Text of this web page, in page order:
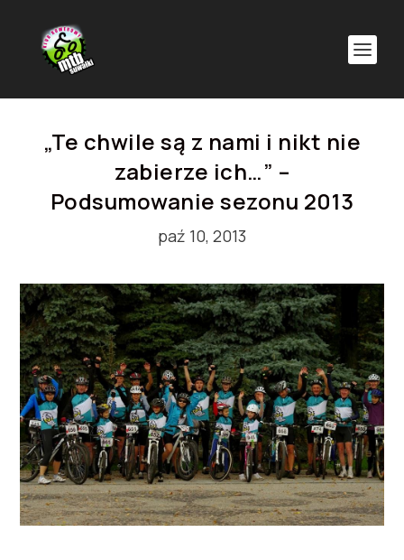
„Te chwile są z nami i nikt nie
zabierze ich…” –
Podsumowanie sezonu 2013
paź 10, 2013